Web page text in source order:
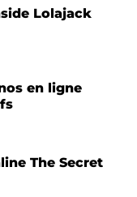
Lolajack
en ligne
The Secret